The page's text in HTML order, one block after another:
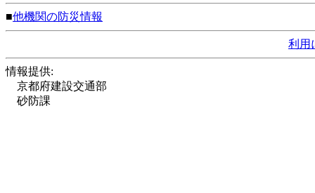
■他機関の防災情報
利用
情報提供:
京都府建設交通部
砂防課